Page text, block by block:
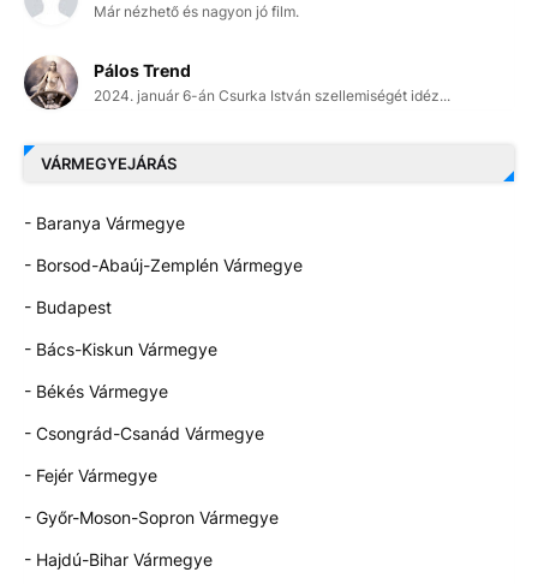
Már nézhető és nagyon jó film.
Pálos Trend
2024. január 6-án Csurka István szellemiségét idéz...
VÁRMEGYEJÁRÁS
- Baranya Vármegye
- Borsod-Abaúj-Zemplén Vármegye
- Budapest
- Bács-Kiskun Vármegye
- Békés Vármegye
- Csongrád-Csanád Vármegye
- Fejér Vármegye
- Győr-Moson-Sopron Vármegye
- Hajdú-Bihar Vármegye